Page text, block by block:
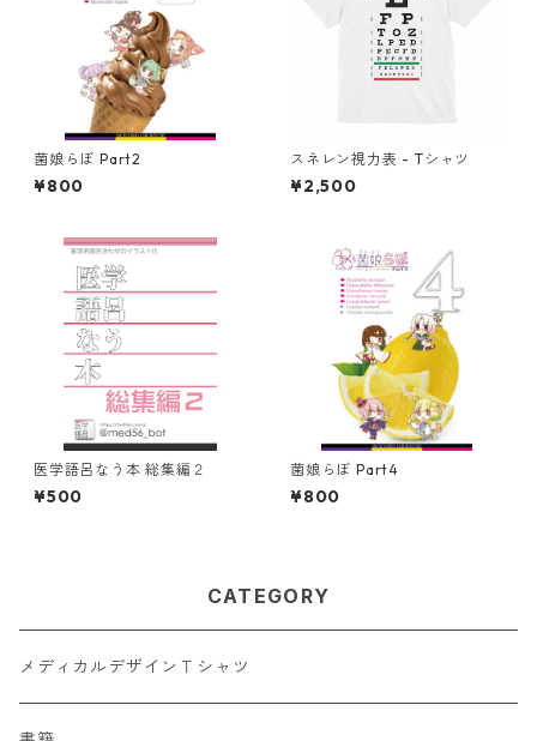
菌娘らぼ Part2
¥800
スネレン視力表 - Tシャツ
¥2,500
医学語呂なう本 総集編２
¥500
菌娘らぼ Part4
¥800
CATEGORY
メディカルデザインＴシャツ